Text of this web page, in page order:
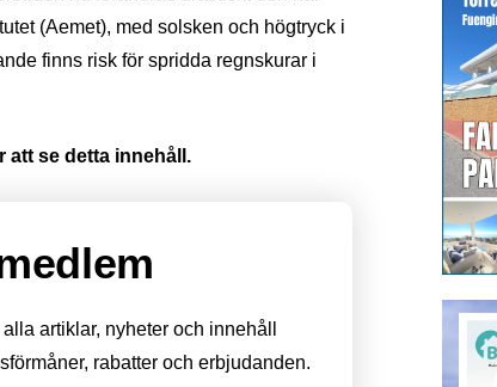
(Aemet), med solsken och högtryck i
finns risk för spridda regnskurar i
att se detta innehåll.
artiklar, nyheter och innehåll
rabatter och erbjudanden.